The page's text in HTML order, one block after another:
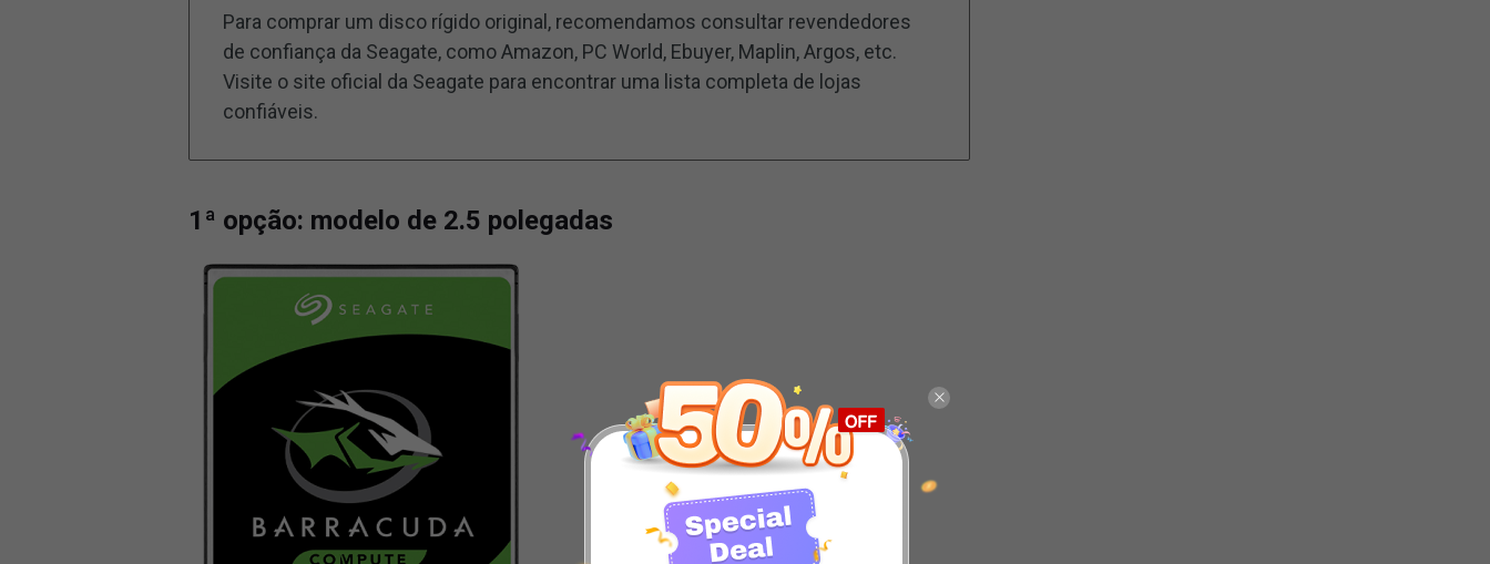
Para comprar um disco rígido original, recomendamos consultar revendedores
de confiança da Seagate, como Amazon, PC World, Ebuyer, Maplin, Argos, etc.
Visite o site oficial da Seagate para encontrar uma lista completa de lojas
confiáveis.
1ª opção: modelo de 2.5 polegadas